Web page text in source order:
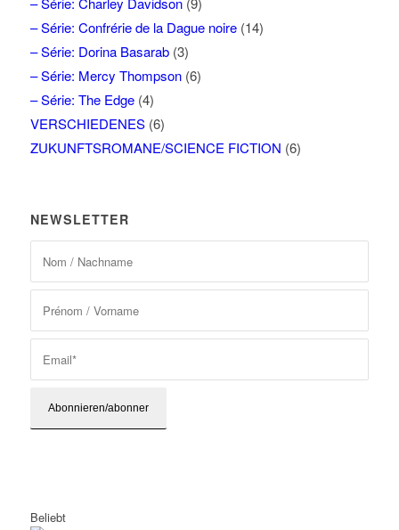
– Série: Confrérie de la Dague noire(14)
– Série: Dorina Basarab(3)
– Série: Mercy Thompson(6)
– Série: The Edge(4)
VERSCHIEDENES(6)
ZUKUNFTSROMANE/SCIENCE FICTION (6)
NEWSLETTER
Beliebt